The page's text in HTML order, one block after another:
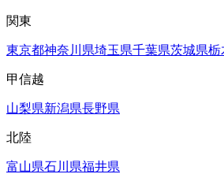
関東
東京都神奈川県埼玉県千葉県茨城県栃
甲信越
山梨県新潟県長野県
北陸
富山県石川県福井県